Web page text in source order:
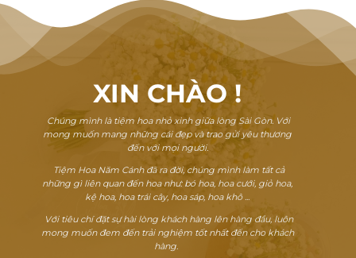
XIN CHÀO!
Chúng mình là tiệm hoa nhỏ xinh giữa lòng Sài Gòn. Với
mong muốn mang những cái đẹp và trao gửi yêu thương
đến với mọi người.
Tiệm Hoa Năm Cánh đã ra đời, chúng mình làm tất cả
những gì liên quan đến hoa như: bó hoa, hoa cưới, giỏ hoa,
kệ hoa, hoa trái cây, hoa sáp, hoa khô ...
Với tiêu chí đặt sự hài lòng khách hàng lên hàng đầu, luôn
mong muốn đem đến trải nghiệm tốt nhất đến cho khách
hàng.